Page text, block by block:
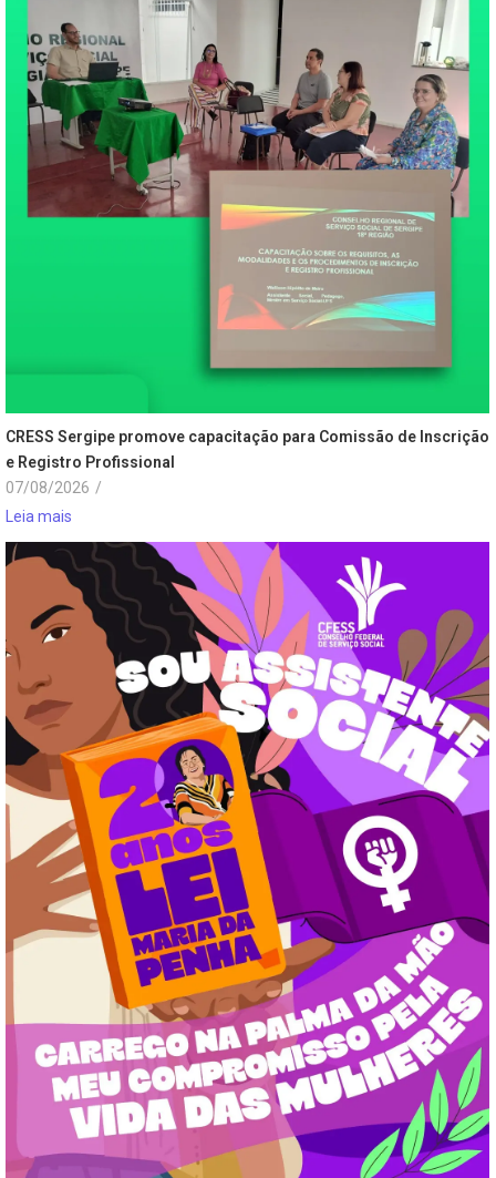
CRESS Sergipe promove capacitação para Comissão de Inscrição
e Registro Profissional
07/08/2026 /
Leia mais